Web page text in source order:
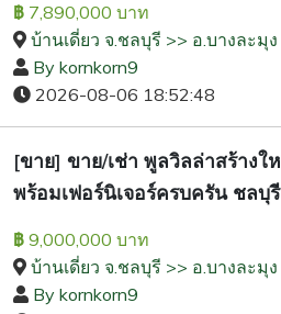
฿ 7,890,000 บาท
บ้านเดี่ยว จ.ชลบุรี >> อ.บางละมุง
By kornkorn9
2026-08-06 18:52:48
[ขาย] ขาย/เช่า พูลวิลล่าสร้างใ
พร้อมเฟอร์นิเจอร์ครบครัน ชลบุรี
฿ 9,000,000 บาท
บ้านเดี่ยว จ.ชลบุรี >> อ.บางละมุง
By kornkorn9